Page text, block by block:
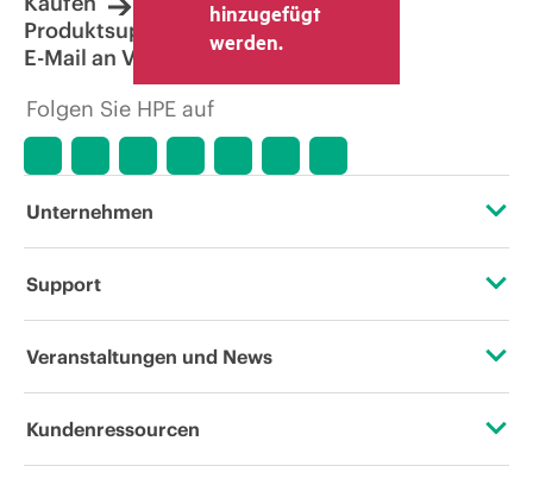
hinzugefügt
werden.
Produktsupport
E-Mail an Vertrieb
Folgen Sie HPE auf
Unternehmen
Über HPE
Unternehmensverantwortung
Support
Operational Support Services
Veranstaltungen und News
Veranstaltungen
Kundenressourcen